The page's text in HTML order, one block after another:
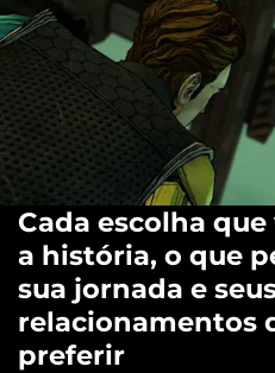
Cada escolha
a história, o que
sua jornada e
relacionamentos
preferir